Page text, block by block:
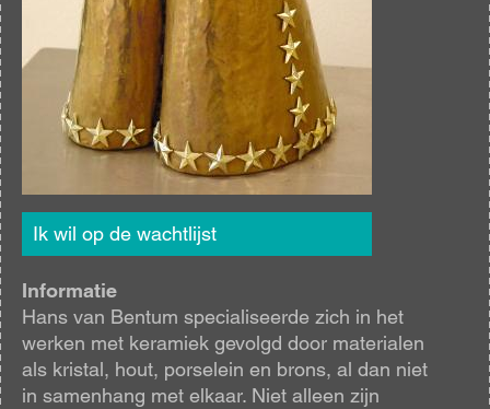
Ik wil op de wachtlijst
Informatie
Hans van Bentum specialiseerde zich in het
werken met keramiek gevolgd door materialen
als kristal, hout, porselein en brons, al dan niet
in samenhang met elkaar. Niet alleen zijn